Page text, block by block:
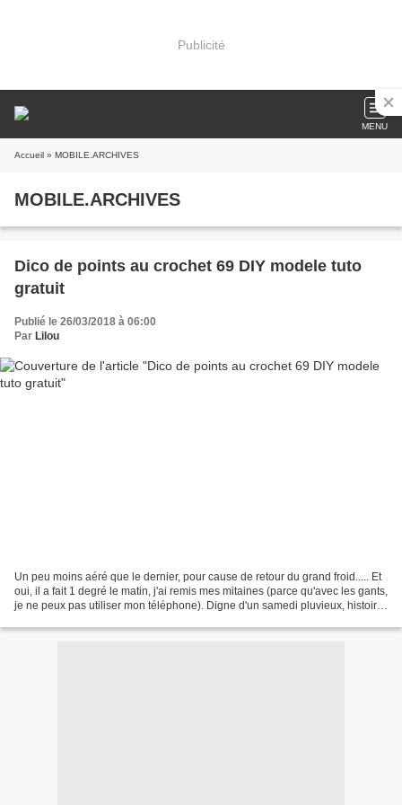
Publicité
MENU
Accueil » MOBILE.ARCHIVES
MOBILE.ARCHIVES
Dico de points au crochet 69 DIY modele tuto
gratuit
Publié le 26/03/2018 à 06:00
Par Lilou
Un peu moins aéré que le dernier, pour cause de retour du grand froid..... Et
oui, il a fait 1 degré le matin, j'ai remis mes mitaines (parce qu'avec les gants,
je ne peux pas utiliser mon téléphone). Digne d'un samedi pluvieux, histoire